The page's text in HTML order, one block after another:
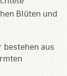
Blüten und
bestehen aus